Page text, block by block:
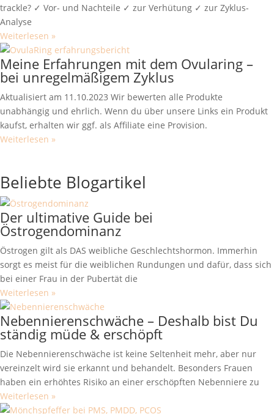
trackle? ✓ Vor- und Nachteile ✓ zur Verhütung ✓ zur Zyklus-
Analyse
Weiterlesen »
Meine Erfahrungen mit dem Ovularing –
bei unregelmäßigem Zyklus
Aktualisiert am 11.10.2023 Wir bewerten alle Produkte
unabhängig und ehrlich. Wenn du über unsere Links ein Produkt
kaufst, erhalten wir ggf. als Affiliate eine Provision.
Weiterlesen »
Beliebte Blogartikel
Der ultimative Guide bei
Östrogendominanz
Östrogen gilt als DAS weibliche Geschlechtshormon. Immerhin
sorgt es meist für die weiblichen Rundungen und dafür, dass sich
bei einer Frau in der Pubertät die
Weiterlesen »
Nebennierenschwäche – Deshalb bist Du
ständig müde & erschöpft
Die Nebennierenschwäche ist keine Seltenheit mehr, aber nur
vereinzelt wird sie erkannt und behandelt. Besonders Frauen
haben ein erhöhtes Risiko an einer erschöpften Nebenniere zu
Weiterlesen »